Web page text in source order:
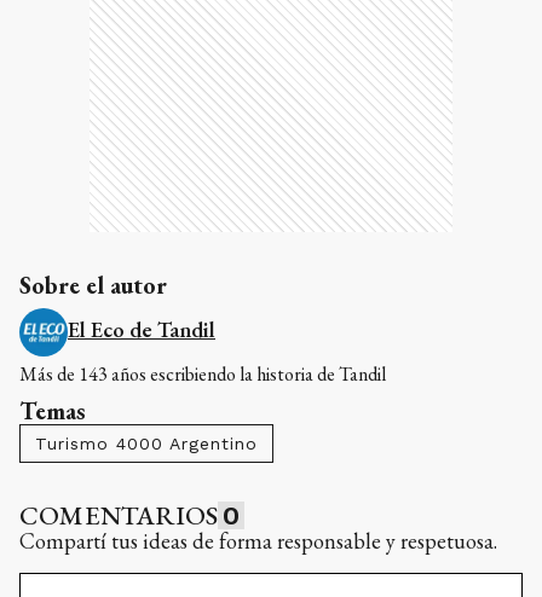
Sobre el autor
El Eco de Tandil
Más de 143 años escribiendo la historia de Tandil
Temas
Turismo 4000 Argentino
COMENTARIOS 0
Compartí tus ideas de forma responsable y respetuosa.